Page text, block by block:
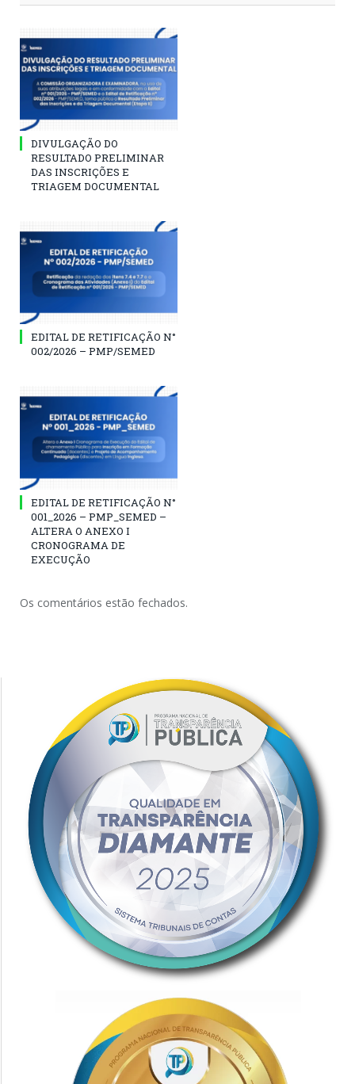
DIVULGAÇÃO DO
RESULTADO PRELIMINAR
DAS INSCRIÇÕES E
TRIAGEM DOCUMENTAL
EDITAL DE RETIFICAÇÃO N°
002/2026 – PMP/SEMED
EDITAL DE RETIFICAÇÃO N°
001_2026 – PMP_SEMED –
ALTERA O ANEXO I
CRONOGRAMA DE
EXECUÇÃO
Os comentários estão fechados.